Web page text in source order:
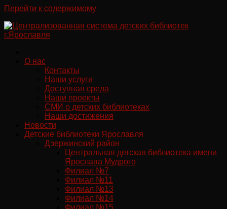
Перейти к содержимому
О нас
Контакты
Наши услуги
Доступная среда
Наши проекты
СМИ о детских библиотеках
Наши достижения
Новости
Детские библиотеки Ярославля
Дзержинский район
Центральная детская библиотека имени
Ярослава Мудрого
Филиал №7
Филиал №11
Филиал №13
Филиал №14
Филиал №15